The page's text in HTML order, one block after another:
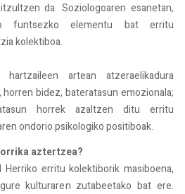
da. Soziologoaren esanetan,
funtsezko elementu bat erritu
kolektiboa.
artean atzeraelikadura
bidez, bateratasun emozionala;
horrek azaltzen ditu erritu
ondorio psikologiko positiboak.
aztertzea?
Herriko erritu kolektiborik masiboena,
kulturaren zutabeetako bat ere.